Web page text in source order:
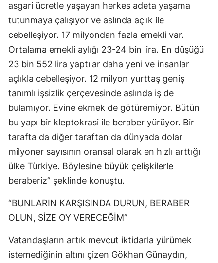
asgari ücretle yaşayan herkes adeta yaşama
tutunmaya çalışıyor ve aslında açlık ile
cebelleşiyor. 17 milyondan fazla emekli var.
Ortalama emekli aylığı 23-24 bin lira. En düşüğü
23 bin 552 lira yaptılar daha yeni ve insanlar
açlıkla cebelleşiyor. 12 milyon yurttaş geniş
tanımlı işsizlik çerçevesinde aslında iş de
bulamıyor. Evine ekmek de götüremiyor. Bütün
bu yapı bir kleptokrasi ile beraber yürüyor. Bir
tarafta da diğer taraftan da dünyada dolar
milyoner sayısının oransal olarak en hızlı arttığı
ülke Türkiye. Böylesine büyük çelişkilerle
beraberiz” şeklinde konuştu.
“BUNLARIN KARŞISINDA DURUN, BERABER
OLUN, SİZE OY VERECEĞİM”
Vatandaşların artık mevcut iktidarla yürümek
istemediğinin altını çizen Gökhan Günaydın,